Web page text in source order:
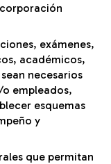
exámenes,
académicos,
necesarios
empleados,
esquemas
y
que permitan